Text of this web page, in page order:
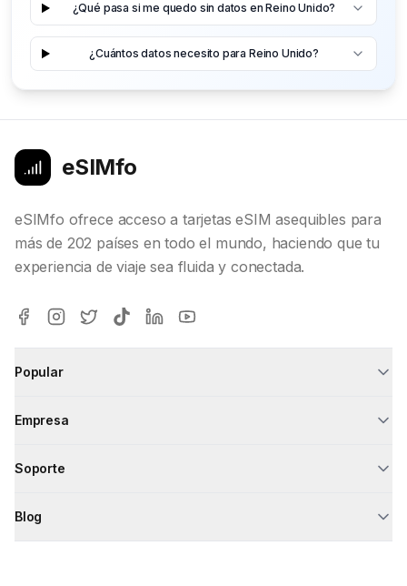
¿Qué pasa si me quedo sin datos en Reino Unido?
¿Cuántos datos necesito para Reino Unido?
eSIMfo
eSIMfo ofrece acceso a tarjetas eSIM asequibles para
más de 202 países en todo el mundo, haciendo que tu
experiencia de viaje sea fluida y conectada.
Popular
Empresa
Soporte
Blog